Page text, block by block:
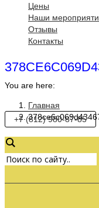
Цены
Наши
Отзывы
Контакты
You are here:
Главная
+7 (812) 980-87-85